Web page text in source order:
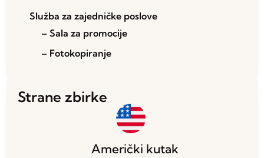
Služba za zajedničke poslove
– Sala za promocije
– Fotokopiranje
Strane zbirke
Američki kutak